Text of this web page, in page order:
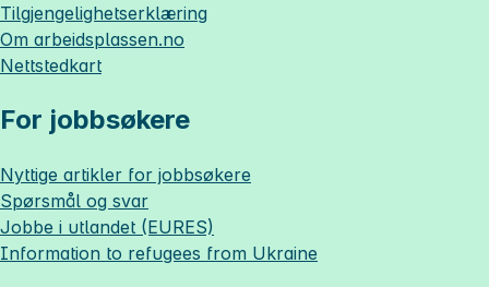
Tilgjengelighetserklæring
Om arbeidsplassen.no
Nettstedkart
For jobbsøkere
Nyttige artikler for jobbsøkere
Spørsmål og svar
Jobbe i utlandet (EURES)
Information to refugees from Ukraine